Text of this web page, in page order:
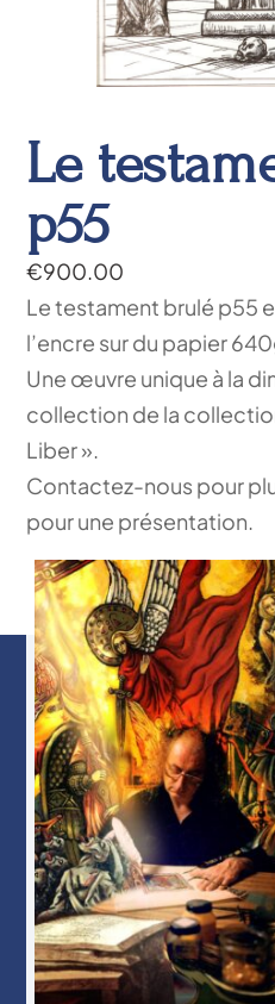
Le
p55
€900.00
Le testament brulé p55
l’encre sur du papier
Une œuvre unique à la
collection de la
Liber ».
Contactez-nous pour
pour une présentation.